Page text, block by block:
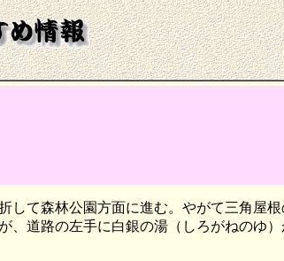
て森林公園方面に進む。やがて三角屋
道路の左手に白銀の湯（しろがねのゆ）